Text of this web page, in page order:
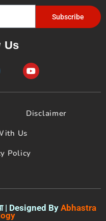
Subscribe
Us
Y
o
u
t
e
Disclaimer
Us
Policy
| Designed By Abhastra